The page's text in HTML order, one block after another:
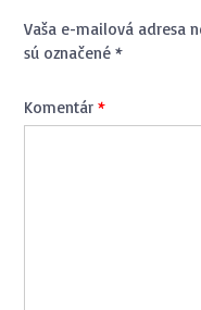
Vaša e-mailová adresa
sú označené *
Komentár *